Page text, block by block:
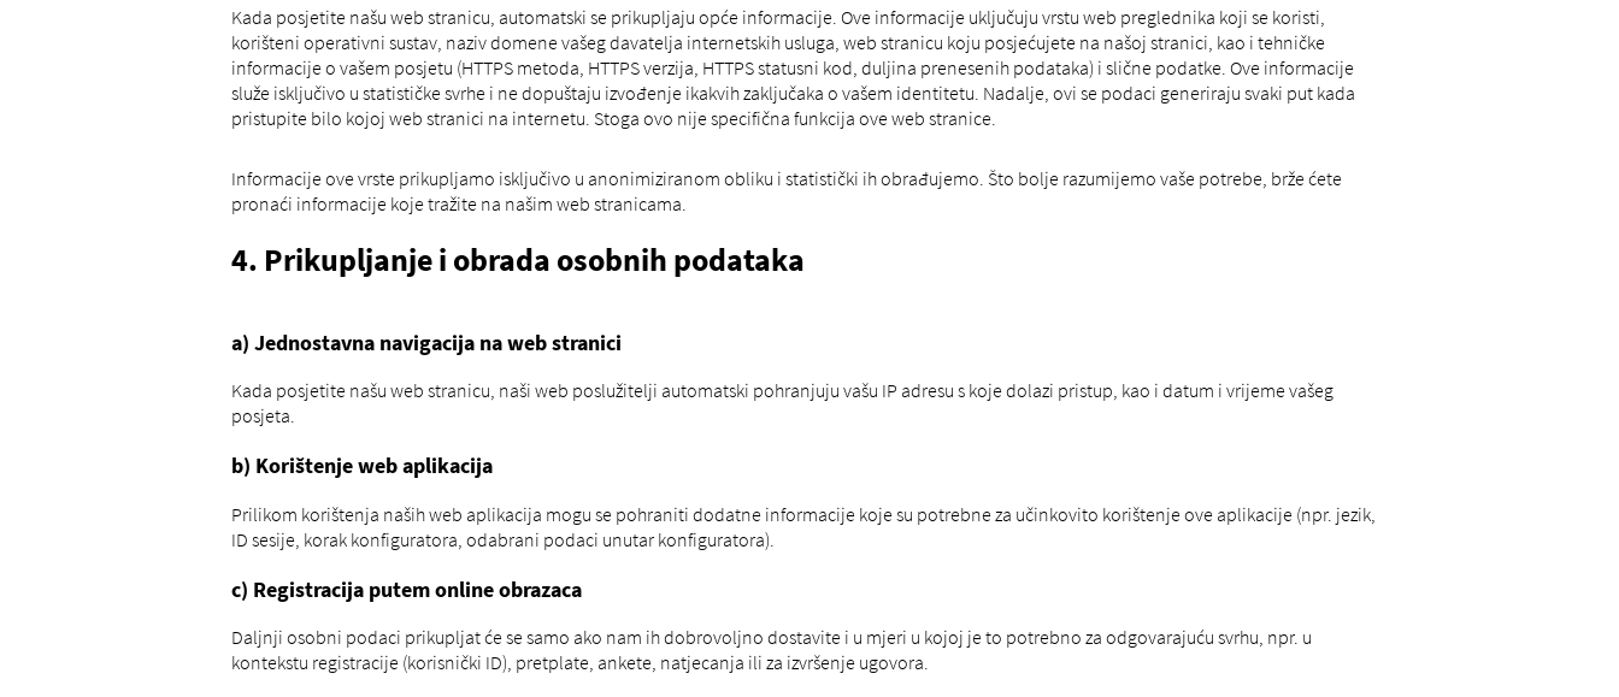
Kada posjetite našu web stranicu, automatski se prikupljaju opće informacije. Ove informacije uključuju vrstu web preglednika koji se koristi,
korišteni operativni sustav, naziv domene vašeg davatelja internetskih usluga, web stranicu koju posjećujete na našoj stranici, kao i tehničke
informacije o vašem posjetu (HTTPS metoda, HTTPS verzija, HTTPS statusni kod, duljina prenesenih podataka) i slične podatke. Ove informacije
služe isključivo u statističke svrhe i ne dopuštaju izvođenje ikakvih zaključaka o vašem identitetu. Nadalje, ovi se podaci generiraju svaki put kada
pristupite bilo kojoj web stranici na internetu. Stoga ovo nije specifična funkcija ove web stranice.
Informacije ove vrste prikupljamo isključivo u anonimiziranom obliku i statistički ih obrađujemo. Što bolje razumijemo vaše potrebe, brže ćete
pronaći informacije koje tražite na našim web stranicama.
4. Prikupljanje i obrada osobnih podataka
a) Jednostavna navigacija na web stranici
Kada posjetite našu web stranicu, naši web poslužitelji automatski pohranjuju vašu IP adresu s koje dolazi pristup, kao i datum i vrijeme vašeg
posjeta.
b) Korištenje web aplikacija
Prilikom korištenja naših web aplikacija mogu se pohraniti dodatne informacije koje su potrebne za učinkovito korištenje ove aplikacije (npr. jezik,
ID sesije, korak konfiguratora, odabrani podaci unutar konfiguratora).
c) Registracija putem online obrazaca
Daljnji osobni podaci prikupljat će se samo ako nam ih dobrovoljno dostavite i u mjeri u kojoj je to potrebno za odgovarajuću svrhu, npr. u
kontekstu registracije (korisnički ID), pretplate, ankete, natjecanja ili za izvršenje ugovora.